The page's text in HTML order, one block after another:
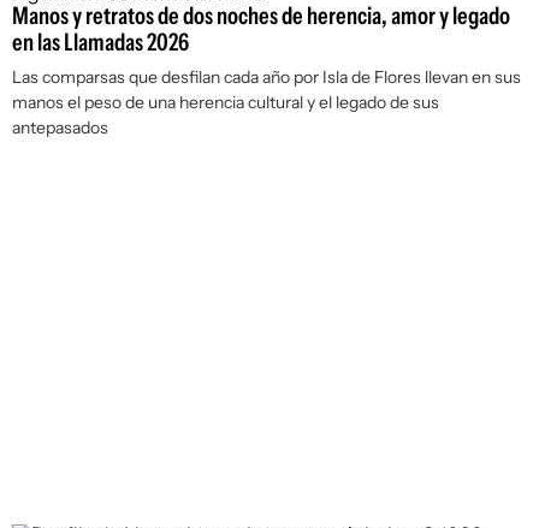
Manos y retratos de dos noches de herencia, amor y legado
en las Llamadas 2026
Las comparsas que desfilan cada año por Isla de Flores llevan en sus
manos el peso de una herencia cultural y el legado de sus
antepasados